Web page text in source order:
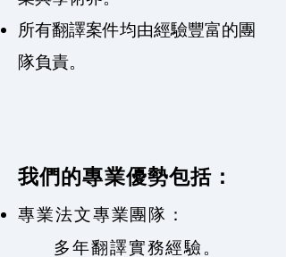
所有翻譯案件均由經驗豐富的團
隊負責。
我們的專業優勢包括：
專業法文專業團隊：
多年翻譯實務經驗。